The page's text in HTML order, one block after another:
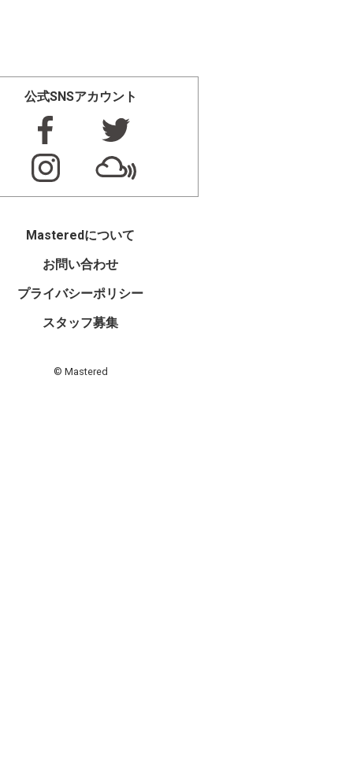
公式SNSアカウント
Masteredについて
お問い合わせ
プライバシーポリシー
スタッフ募集
© Mastered